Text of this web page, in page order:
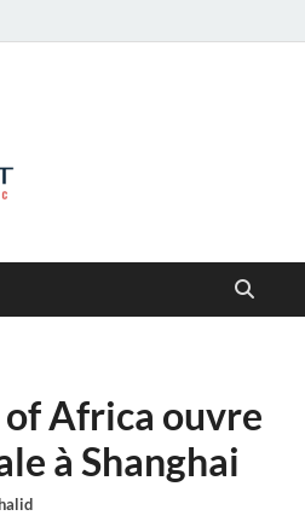
of Africa ouvre
à Shanghai